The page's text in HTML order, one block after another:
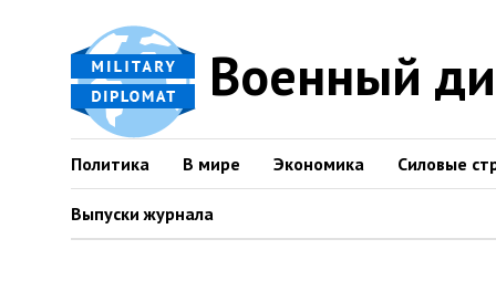
Военный
Политика В мире Экономика Силовые
Выпуски журнала